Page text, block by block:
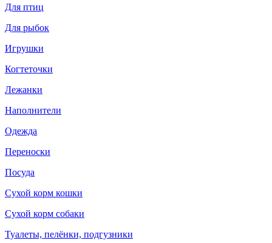
Для птиц
Для рыбок
Игрушки
Когтеточки
Лежанки
Наполнители
Одежда
Переноски
Посуда
Сухой корм кошки
Сухой корм собаки
Туалеты, пелёнки, подгузники